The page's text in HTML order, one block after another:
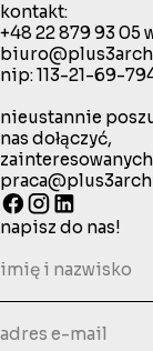
kontakt:
+48 22 879 93 05
nip: 113-21-69-
nieustannie
nas dołączyć,
napisz do nas!